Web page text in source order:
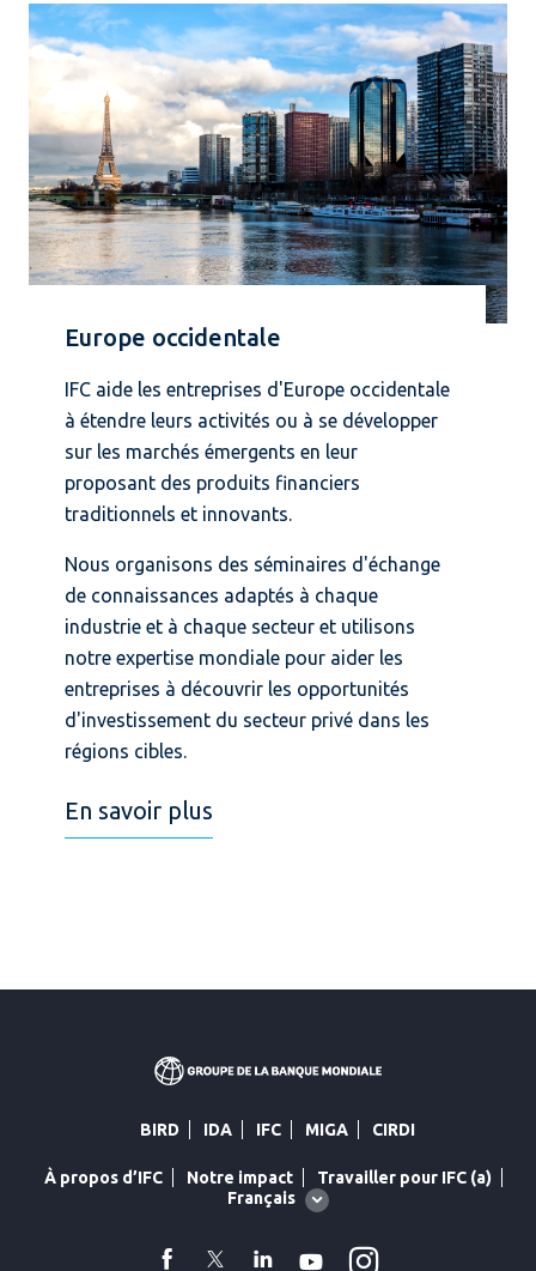
Europe occidentale
IFC aide les entreprises d'Europe occidentale
à étendre leurs activités ou à se développer
sur les marchés émergents en leur
proposant des produits financiers
traditionnels et innovants.
Nous organisons des séminaires d'échange
de connaissances adaptés à chaque
industrie et à chaque secteur et utilisons
notre expertise mondiale pour aider les
entreprises à découvrir les opportunités
d'investissement du secteur privé dans les
régions cibles.
En savoir plus
BIRD IDA IFC MIGA CIRDI
À propos d’IFC Notre impact
Travailler pour IFC (a)
Global
Français
facebook
TwitterLinkedinYouTube